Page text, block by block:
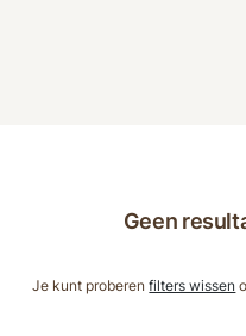
Geen
Je kunt proberenfilters wissen